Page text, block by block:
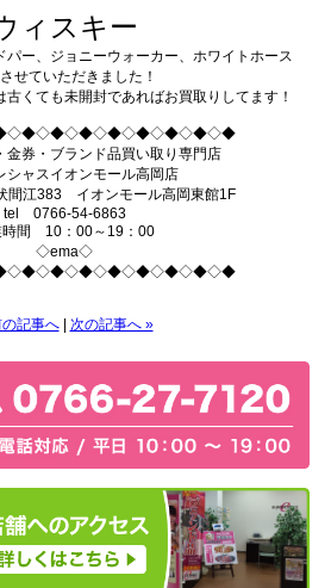
ィスキー
ー、ジョニーウォーカー、ホワイトホース
せていただきました！
くても未開封であればお買取りしてます！
金券・ブランド品買い取り専門店
シャスイオンモール高岡店
間江383 イオンモール高岡東館1F
tel 0766-54-6863
時間 10：00～19：00
◇ema◇
記事へ| 次の記事へ »